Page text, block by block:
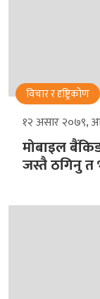
विचार र दृष्ट्रिकोण
१२ असार २०७९,
मोबाइल
जस्तै ठगिनु